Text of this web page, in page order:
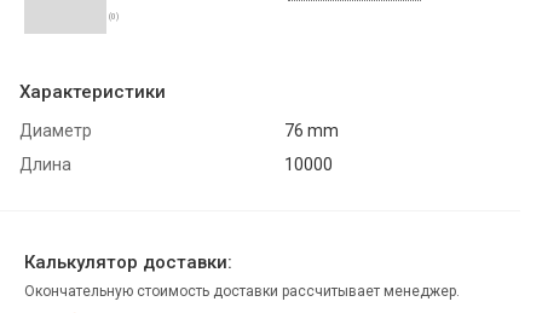
(0)
Характеристики
Диаметр
76 mm
Длина
10000
Калькулятор доставки:
Окончательную стоимость доставки рассчитывает менеджер.